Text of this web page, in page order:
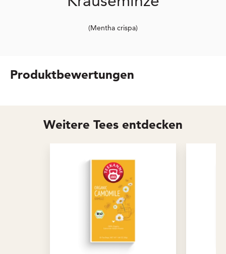
(Mentha crispa)
Produktbewertungen
Weitere Tees entdecken